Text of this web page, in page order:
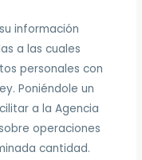
información
a las cuales
personales con
Poniéndole un
a la Agencia
operaciones
cantidad.